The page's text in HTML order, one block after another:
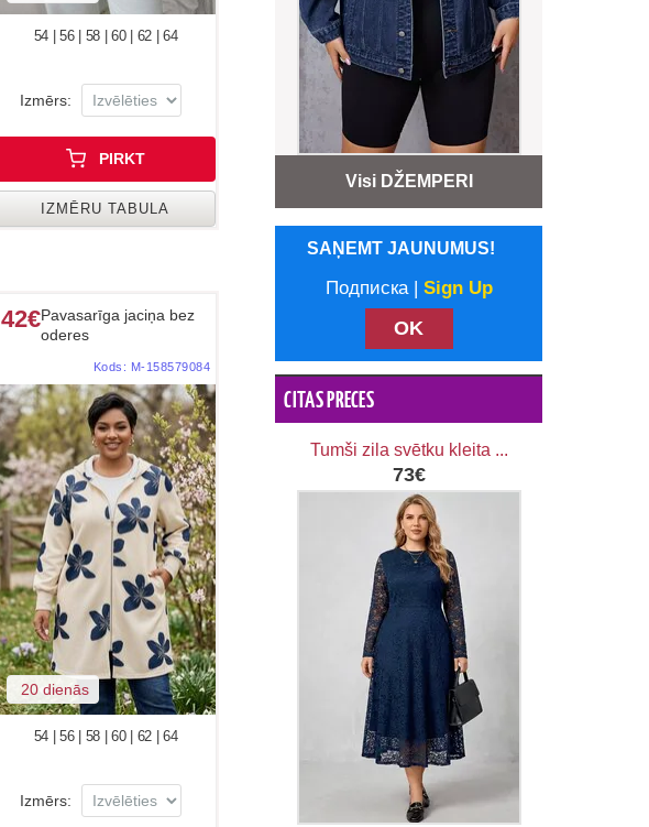
Visi DŽEMPERI
SAŅEMT JAUNUMUS!
Подписка | Sign Up
CITAS PRECES
Tumši zila svētku kleita ...
73€
54 | 56 | 58 | 60 | 62 | 64
Izmērs:
PIRKT
IZMĒRU TABULA
42€Pavasarīga jaciņa bez
oderes
Kods: M-158579084
20 dienās
54 | 56 | 58 | 60 | 62 | 64
Izmērs: